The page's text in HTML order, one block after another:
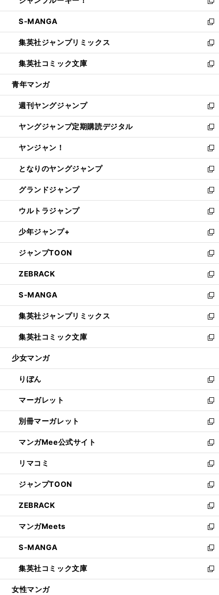
開
く
ウ
で
開
く
ン
ド
ウ
で
開
く
い
ウ
ィ
ン
ド
ウ
で
開
新
し
い
ウ
ィ
ン
ド
ウ
開
く
S-MANGA
新
し
い
ウ
ィ
ン
ウ
で
開
く
集英社ジャンプリミックス
新
し
い
ウ
ン
ド
ウ
で
開
く
集英社コミック文庫
新
し
ウ
ィ
ン
ド
ウ
で
開
く
青年マンガ
週刊ヤングジャンプ
新
し
い
ウ
ィ
ン
ド
ウ
で
開
く
ヤングジャンプ定期購読デジタル
新
し
い
ウ
ィ
ン
ド
ウ
で
開
く
ヤンジャン！
新
し
い
ウ
ィ
ン
ド
ウ
で
開
く
となりのヤングジャンプ
新
し
い
ウ
ィ
ン
ド
ウ
で
開
く
グランドジャンプ
新
し
い
ウ
ィ
ン
ド
ウ
で
開
く
ウルトラジャンプ
新
し
い
ウ
ィ
ン
ド
ウ
で
開
く
少年ジャンプ+
新
し
い
ウ
ィ
ン
ド
ウ
で
開
く
ジャンプTOON
新
し
い
ウ
ィ
ン
ド
ウ
で
開
ZEBRACK
新
し
い
ウ
ィ
ン
ド
ウ
開
く
S-MANGA
新
し
い
ウ
ィ
ン
ウ
で
開
く
集英社ジャンプリミックス
新
し
い
ウ
ン
ド
ウ
で
開
く
集英社コミック文庫
新
し
ウ
ィ
ン
ド
ウ
で
開
く
少女マンガ
りぼん
新
し
い
ウ
ィ
ン
ド
ウ
で
開
く
マーガレット
新
し
い
ウ
ィ
ン
ド
ウ
で
開
く
別冊マーガレット
新
し
い
ウ
ィ
ン
ド
ウ
で
開
く
マンガMee公式サイト
新
し
い
ウ
ィ
ン
ド
ウ
で
開
く
リマコミ
新
し
い
ウ
ィ
ン
ド
ウ
で
開
く
ジャンプTOON
新
し
い
ウ
ィ
ン
ド
ウ
で
開
ZEBRACK
新
し
い
ウ
ィ
ン
ド
ウ
マンガMeets
新
し
い
ウ
ィ
ン
S-MANGA
新
し
い
ウ
集英社コミック文庫
新
し
女性マンガ